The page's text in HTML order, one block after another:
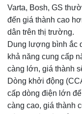
Varta, Bosh, GS
đến giá thành cao
dân trên thị trường.
Dung lượng bình ắc
khả năng cung cấp
càng lớn, giá thành
Dòng khởi động
cấp dòng điện lớn
càng cao, giá thành